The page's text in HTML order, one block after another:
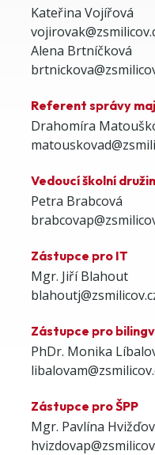
Kateřina Vojířová
Alena Brtníčková
Referent správy
Drahomíra
Vedoucí školní
Petra Brabcová
Zástupce pro IT
Mgr. Jiří Blahout
Zástupce pro
PhDr. Monika
Zástupce pro ŠPP
Mgr. Pavlína